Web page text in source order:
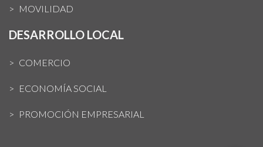
MOVILIDAD
DESARROLLO LOCAL
COMERCIO
ECONOMÍA SOCIAL
PROMOCIÓN EMPRESARIAL